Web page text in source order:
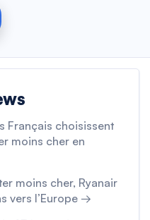
Français choisissent
moins cher en
moins cher, Ryanair
vers l’Europe →